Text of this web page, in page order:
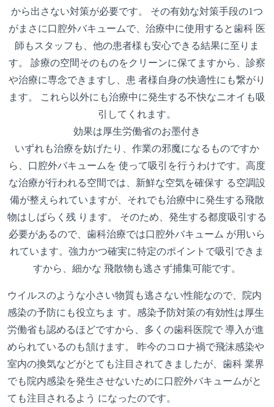
から出さない対策が必要です。 その有効な対策手段の1つ
がまさに口腔外バキュームで、治療中に使用すると歯科 医
師もスタッフも、他の患者様も安心できる結果に至りま
す。 診療の空間そのものをクリーンに保てますから、診察
や治療に専念できますし、患 者様自身の快適性にも繋がり
ます。 これら以外にも治療中に発生する不快なニオイも吸
引してくれます。
効果は厚生労働省のお墨付き
いずれも治療を妨げたり、作業の邪魔になるものですか
ら、口腔外バキュームを 使って吸引を行うわけです。高度
な治療が行われる空間では、新鮮な空気を確保す る空調設
備が整えられていますが、それでも治療中に発生する飛散
物はしばらく残 ります。 そのため、発生する都度吸引する
必要があるので、歯科治療では口腔外バキューム が用いら
れています。強力かつ確実に特定のポイントで吸引できま
すから、細かな 飛散物も逃さず捕集可能です。
ウイルスのような小さい物質も逃さない性能なので、院内
感染の予防にも役立ちま す。感染予防対策の有効性は厚生
労働省も認めるほどですから、多くの歯科医院で 導入が進
められているのも頷けます。 昨今のコロナ禍で飛沫感染や
室内の換気などがとても注目されてきましたが、歯科 業界
でも院内感染を発生させないために口腔外バキュームがと
ても注目されるよう になったのです。